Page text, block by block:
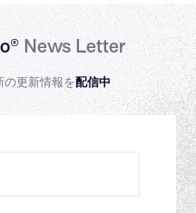
News Letter
の更新情報を配信中